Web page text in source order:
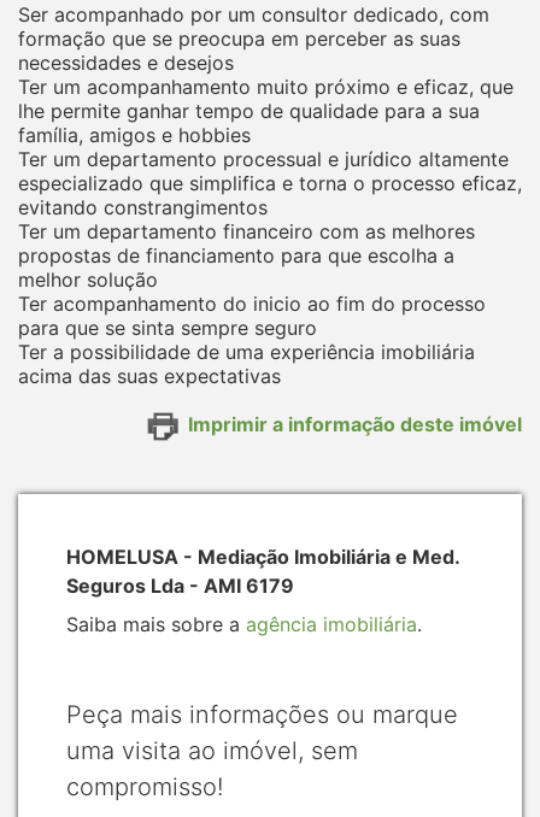
Ser acompanhado por um consultor dedicado, com
formação que se preocupa em perceber as suas
necessidades e desejos
Ter um acompanhamento muito próximo e eficaz, que
lhe permite ganhar tempo de qualidade para a sua
família, amigos e hobbies
Ter um departamento processual e jurídico altamente
especializado que simplifica e torna o processo eficaz,
evitando constrangimentos
Ter um departamento financeiro com as melhores
propostas de financiamento para que escolha a
melhor solução
Ter acompanhamento do inicio ao fim do processo
para que se sinta sempre seguro
Ter a possibilidade de uma experiência imobiliária
acima das suas expectativas
Imprimir a informação deste imóvel
HOMELUSA - Mediação Imobiliária e Med.
Seguros Lda - AMI 6179
Saiba mais sobre a agência imobiliária.
Peça mais informações ou marque
uma visita ao imóvel, sem
compromisso!